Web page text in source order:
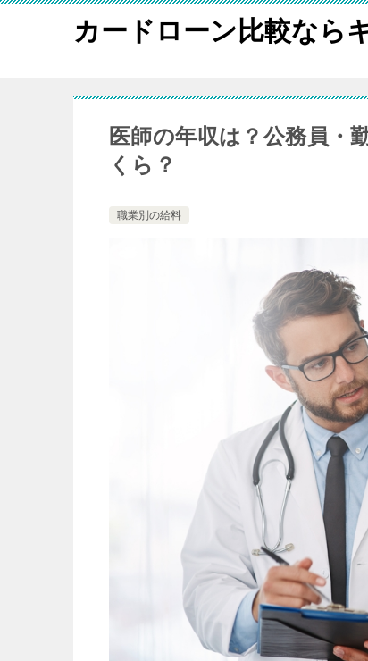
カードローン比較なら
医師の年収は？公務員・
くら？
職業別の給料